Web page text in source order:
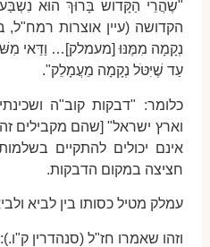
"שֶׁהֲרֵי הַקָּדוֹשׁ בָּרוּךְ הוּא
הקדושה (עיין אוצרות
נְקָמָה מִמֶּנּוּ [מעמלק]… וַדַּאי
עַד שֶׁיִּטֹּל נְקָמָה מֵעֲמָלֵק".
כלומר: "דבקות קוב"ה
וארץ ישראל" [שהם מקבילים
אינם יכולים להתקיים
חציצה במקום הדבקות.
עמלק מטיל כסותו בין לביא
וזהו שאמרו חז"ל (סנהדרין ק"ו.):